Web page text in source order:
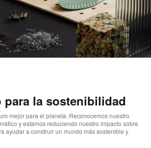
para la sostenibilidad
mejor para el planeta. Reconocemos nuestro
y estamos reduciendo nuestro impacto sobre
ayudar a construir un mundo más sostenible y